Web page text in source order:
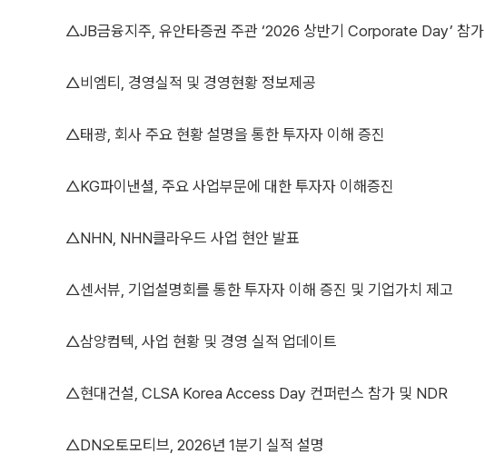
△JB금융지주, 유안타증권 주관 ‘2026 상반기 Corporate Day’ 참가
△비엠티, 경영실적 및 경영현황 정보제공
△태광, 회사 주요 현황 설명을 통한 투자자 이해 증진
△KG파이낸셜, 주요 사업부문에 대한 투자자 이해증진
△NHN, NHN클라우드 사업 현안 발표
△센서뷰, 기업설명회를 통한 투자자 이해 증진 및 기업가치 제고
△삼양컴텍, 사업 현황 및 경영 실적 업데이트
△현대건설, CLSA Korea Access Day 컨퍼런스 참가 및 NDR
△DN오토모티브, 2026년 1분기 실적 설명